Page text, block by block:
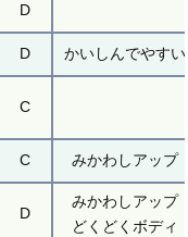
D
D かいしんでやすい
C
C みかわしアップ
D
みかわしアップ
どくどくボディ